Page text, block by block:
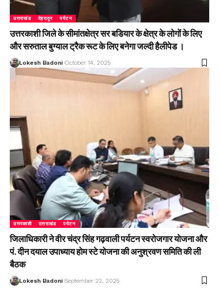
उत्तराखंड देहरादून पर्यटन
उत्तरकाशी जिले के सीमांतक्षेत्र सर बडियार के क्षेत्र के लोगों के लिए
और सरुताल बुग्याल ट्रैक रूट के लिए बनेगा जल्दी हैलीपेड ।
Lokesh Badoni October 14, 2025
उत्तरकाशी उत्तराखंड पर्यटन
जिलाधिकारी ने वीर चंद्र सिंह गढ़वाली पर्यटन स्वरोजगार योजना और
पं. दीन दयाल उपाध्याय होम स्टे योजना की अनुश्रवण समिति की ली
बैठक
Lokesh Badoni September 22, 2025